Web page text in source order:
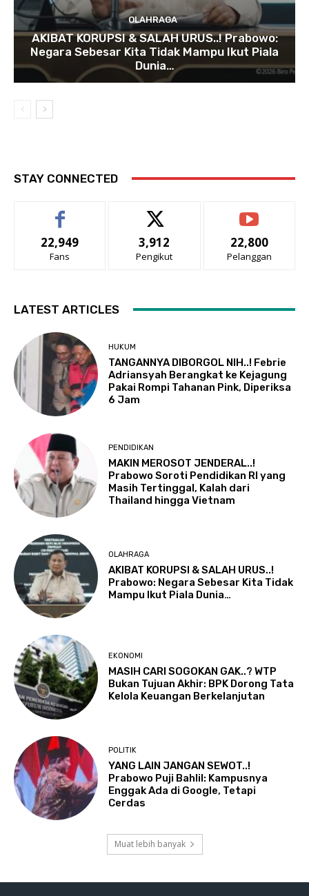
OLAHRAGA
AKIBAT KORUPSI & SALAH URUS..! Prabowo:
Negara Sebesar Kita Tidak Mampu Ikut Piala
Dunia…
STAY CONNECTED
22,949
Fans
3,912
Pengikut
22,800
Pelanggan
LATEST ARTICLES
HUKUM
TANGANNYA DIBORGOL NIH..! Febrie
Adriansyah Berangkat ke Kejagung
Pakai Rompi Tahanan Pink, Diperiksa
6 Jam
PENDIDIKAN
MAKIN MEROSOT JENDERAL..!
Prabowo Soroti Pendidikan RI yang
Masih Tertinggal, Kalah dari
Thailand hingga Vietnam
OLAHRAGA
AKIBAT KORUPSI & SALAH URUS..!
Prabowo: Negara Sebesar Kita Tidak
Mampu Ikut Piala Dunia…
EKONOMI
MASIH CARI SOGOKAN GAK..? WTP
Bukan Tujuan Akhir: BPK Dorong Tata
Kelola Keuangan Berkelanjutan
POLITIK
YANG LAIN JANGAN SEWOT..!
Prabowo Puji Bahlil: Kampusnya
Enggak Ada di Google, Tetapi
Cerdas
Muat lebih banyak